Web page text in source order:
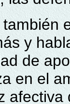
y
de
en el
afectiva